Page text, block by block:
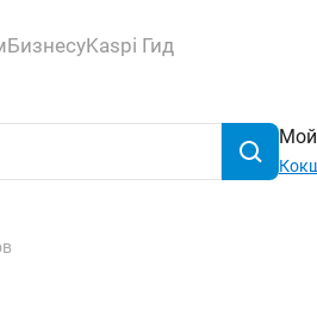
БизнесуKaspi Гид
Мой